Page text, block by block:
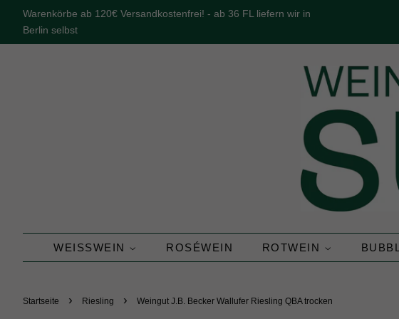
Warenkörbe ab 120€ Versandkostenfrei! - ab 36 FL liefern wir in
Berlin selbst
WEISSWEIN ROSÉWEIN ROTWEIN
Startseite › Riesling › Weingut J.B. Becker Wallufer Riesling QBA trocken